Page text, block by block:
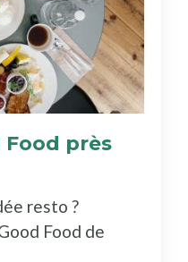
Food près
resto ?
Food de